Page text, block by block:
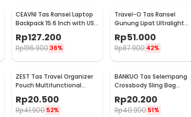
CEAVNI Tas Ransel Laptop
Backpack 15.6 Inch with USB
Rp127.200
Rp196.90036%
Travel-O Tas Ransel
Gunung Lipat Ultralight
LC19
Rp51.000
Rp87.900 42%
ZEST Tas Travel Organizer
Pouch Multifunctional
BM012N1019
Rp20.500
Rp41.900 52%
BANKUO Tas Selempang
Crossbody Sling Bag
- BK22
Rp20.200
Rp40.900 51%